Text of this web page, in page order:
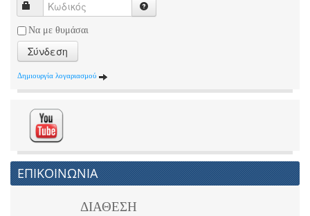
Να με θυμάσαι
Σύνδεση
Δημιουργία λογαριασμού
ΕΠΙΚΟΙΝΩΝΙΑ
ΔΙΑΘΕΣΗ